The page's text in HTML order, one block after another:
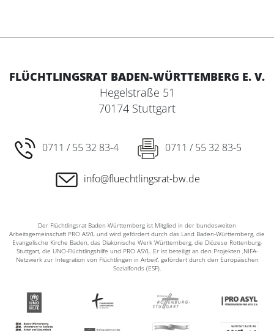
FLÜCHTLINGSRAT BADEN-WÜRTTEMBERG E. V.
Hegelstraße 51
70174 Stuttgart
0711 / 55 32 83-4 0711 / 55 32 83-5
info@fluechtlingsrat-bw.de
Der Flüchtlingsrat Baden-Württemberg ist Mitglied in der bundesweiten
Arbeitsgemeinschaft PRO ASYL und wird gefördert durch das Land Baden-Württemberg, die
Evangelische Kirche Baden, das Diakonische Werk Württemberg, die Diözese Rottenburg-
Stuttgart, die UNO-Flüchtlingshilfe und PRO ASYL. Er ist beteiligt an den Projekten ‚NIFA-
Netzwerk zur Integration von Flüchtlingen in Arbeit‘, gefördert durch den Europäischen
Sozialfonds (ESF).